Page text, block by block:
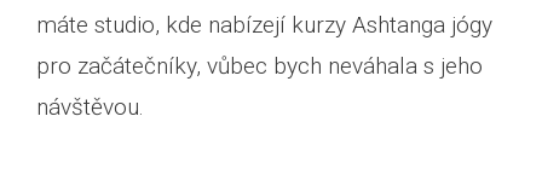
máte studio, kde nabízejí kurzy Ashtanga jógy
pro začátečníky, vůbec bych neváhala s jeho
návštěvou.